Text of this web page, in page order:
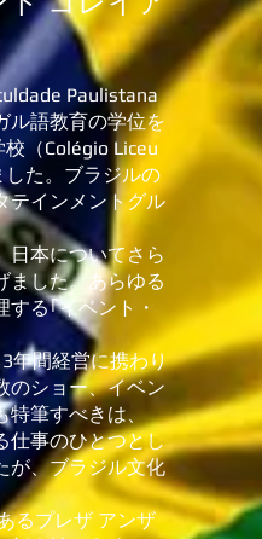
Paulistana
ル語教育の学位を
（Colégio Liceu
した。ブラジルの
テインメントグル
日本についてさら
ました。あらゆる
る｢イベント・
年間経営に携わり
のショー、イベン
特筆すべきは、
仕事のひとつとし
が、ブラジル文化
るプレザ アンザ